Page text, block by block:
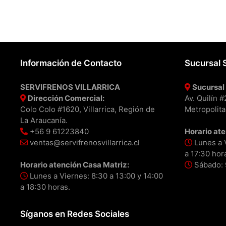
Información de Contacto
SERVIFRENOS VILLARRICA
Dirección Comercial:
Colo Colo #1620, Villarrica, Región de
La Araucanía.
+56 9 61223840
ventas@servifrenosvillarrica.cl
Horario atención Casa Matriz:
Lunes a Viernes: 8:30 a 13:00 y 14:00
a 18:30 horas.
Síganos en Redes Sociales
Sucursal
Sucursal
Av. Quilín
Horario
Lunes a
a 17:30
Sábado: